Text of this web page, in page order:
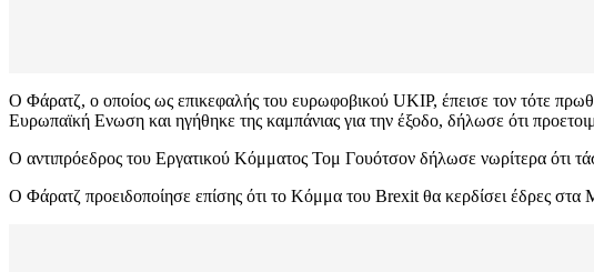
Ο Φάρατζ, ο οποίος ως επικεφαλής του ευρωφοβικού UKIP, έπεισε τον τότε
Ευρωπαϊκή Ενωση και ηγήθηκε της καμπάνιας για την έξοδο, δήλωσε ότι
Ο αντιπρόεδρος του Εργατικού Κόμματος Τομ Γουότσον δήλωσε νωρίτερα ότι
Ο Φάρατζ προειδοποίησε επίσης ότι το Κόμμα του Brexit θα κερδίσει έδρες στα